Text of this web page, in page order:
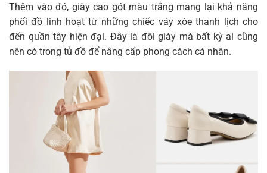
Thêm vào đó, giày cao gót màu trắng mang lại khả năng
phối đồ linh hoạt từ những chiếc váy xòe thanh lịch cho
đến quần tây hiện đại. Đây là đôi giày mà bất kỳ ai cũng
nên có trong tủ đồ để nâng cấp phong cách cá nhân.